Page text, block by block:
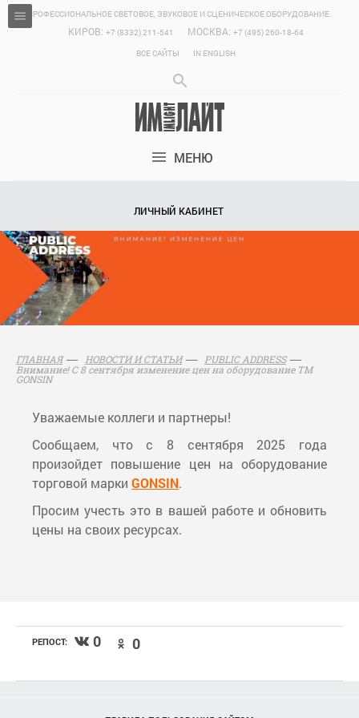
ПРОФЕССИОНАЛЬНОЕ СВЕТОВОЕ, ЗВУКОВОЕ И СЦЕНИЧЕСКОЕ ОБОРУДОВАНИЕ.
КИРОВ: +7 (8332) 211-541 МОСКВА: +7 (495) 260-18-64
ВСЕ САЙТЫ
IN ENGLISH
МЕНЮ
ЛИЧНЫЙ КАБИНЕТ
ГЛАВНАЯ НОВОСТИ И СТАТЬИ
PUBLIC ADDRESS
Внимание! С 8 сентября изменение цен на оборудование ТМ
GONSIN
Уважаемые коллеги и партнеры!
Сообщаем, что с 8 сентября 2025 года
произойдет повышение цен на оборудование
торговой марки GONSIN.
Просим учесть это в вашей работе и обновить
цены на своих ресурсах.
РЕПОСТ: 0 0